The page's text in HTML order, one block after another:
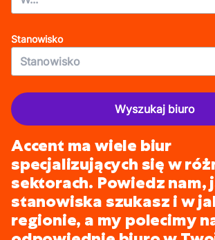
Stanowisko
Wyszukaj biuro
Accent ma wiele biur
specjalizujących się w
sektorach. Powiedz nam,
stanowiska szukasz i w
regionie, a my polecimy